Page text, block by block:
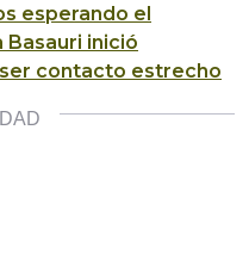
esperando el
Basauri inició
contacto estrecho